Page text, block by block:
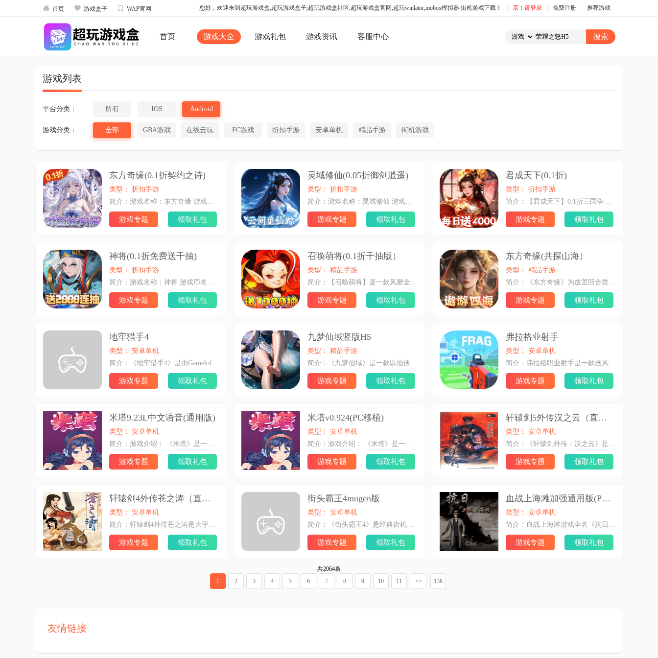
 首页  游戏盒子  WAP官网 您好，欢迎来到超玩游戏盒,超玩游戏盒子,超玩游戏盒社区,超玩游戏盒官网,超玩winlator,mobox模拟器.街机游戏下载！ 亲！请登录 免费注册 推荐游戏
首页 游戏大全 游戏礼包 游戏资讯 客服中心
游戏列表
平台分类： 所有 IOS Android
游戏分类： 全部 GBA游戏 在线云玩 FC游戏 折扣手游 安卓单机 精品手游 街机游戏
东方奇缘(0.1折契约之诗)
类型： 折扣手游
简介：游戏名称：东方奇缘 游戏币名称：钻石 兑换比例：1：10 画面类型：竖版 游戏简介：【东方奇缘】：一款 「命运绘卷 × 策略构筑」 的美少女卡牌手游。在这里，你不仅是召唤师，更是「因果线」的编织者。通过抽取由顶级画师绘制的「伙伴卡牌」，组建独一无二的策略队伍，揭开一个个被时光掩埋的史诗篇章。 一句话简介：0.1折美少女卡牌，每日登录送10抽 游戏分类：卡牌 福利介绍： 1、0.1折美少女卡牌，每日登录送10抽 2、创角送专属称号-招财·小萌新、ssr自选宝箱、材料超值礼包 3、7日签到狂送豪礼，每天领取丰厚奖励 4、每日送幸运转盘抽奖，累计奖励稀有ssr碎片 5、等级达标，免费领豪华礼包
游戏专题 领取礼包
灵域修仙(0.05折御剑逍遥)
类型： 折扣手游
简介：游戏名称：灵域修仙 游戏币名称：元宝 兑换比例：1：10 画面类型：横版 题材：仙侠 游戏简介：《灵域修仙》一款全3D的自由视角的仙侠世界，游戏中有全自由的轻功，玩家可以使用轻功上屋顶，飞跃各种地形，探索游戏中的任意角落。结合爽快的战斗，激烈的PK，给玩家带来一个真正的江湖。 一句话简介：0.05折3D仙侠即时ARPG 游戏分类：仙侠、ARPG 福利内容： 1、全场充值永久0.05折！逆天改命！ 2、专属特权直升150级，轻松解决升级慢！ 3、海量代金券打怪就送，签到日常疯狂领！ 4、首充豪礼免费激活，超值福利免费送！ 5、超值礼包0元购，元宝定期全额返！
游戏专题 领取礼包
君成天下(0.1折)
类型： 折扣手游
简介：【君成天下】0.1折三国争霸，每日送4000元代币。游戏以三国历史为题材背景，上线送VIP15，自由建立属于自己的主城，征召三国名将。 送代金宝库，送内置GM修改，送百万真充，不肝不氪易打金，元宝礼包免费送。7日送自选SS，武将配搭随心所欲,组合变化万千，全靠谋略定天下，三国英杰美女尽收麾下！主公们，进入《君成天下》，梦回三国时代，书写属于自己的三国篇章！
游戏专题 领取礼包
神将(0.1折免费送千抽)
类型： 折扣手游
简介：游戏名称：神将 游戏币名称：元宝 兑换比例：1：10 画面类型：竖版 游戏简介：【神将】一个融合了经典三国历史与奇幻元素的0.1折卡牌冒险世界。创新三国老虎机，全新魂将开箱系统，玩法新颖福利多，免费送自选2000连抽，累积登录送神魔武将，连续八天送海量资源！ 让我们一起穿越至东汉末年，亲历那段波澜壮阔的历史，以独特的视角见证并影响三国时代的风云变幻！ 一句话简介：0.1折三国老虎机，一起测测你的运气 游戏分类：卡牌、三国 福利内容： 1、0.1折三国老虎机，一起测测你的运气 2、百将招徕，升级免费送2000连抽 3、神魔降临，累积登录送神魔武将 4、登录赠礼，连续八天送海量资源 5、七天狂欢，完成任务送三系核心 6、魂将开箱，挂机开箱战力狂飙升
游戏专题 领取礼包
召唤萌将(0.1折千抽版）
类型： 精品手游
简介：【召唤萌将】是一款风靡全球的Q版策略放置卡牌手游，海量英雄大乱斗，充值永久0.1折，放置挂机养成轻松，离线也能累积丰厚资源，经验金币滚滚来，告别爆肝烦恼。 游戏玩法丰富福利多，8天登录送豪礼，冒险闯关赠千抽，狂欢馈赠抽大奖，每日签到VIP免费送。在这里，可以轻松组建属于你的无敌小队，集结最强使徒，点燃属于你的神启之路！
游戏专题 领取礼包
东方奇缘(共探山海）
类型： 精品手游
简介：《东方奇缘》为放置回合类型的游戏，以东方玄幻世界为背景，全新的动作竞技玩法，火爆的在线竞技活动，酷炫的跨服征战，体验不一样的多人同屏竞技乐趣！丰富的阵容搭配，核心思路是利用不同角色的技能和属性优势，形成互补的战斗力。玩家需要根据自己的游戏目标和资源分配，选择合适的角色进行搭配。
游戏专题 领取礼包
地牢猎手4
类型： 安卓单机
简介：《地牢猎手4》是由Gameloft开发并发行的一款角色扮演游戏，该游戏拥有4个战斗风格别具一格的角色职业可供玩家选择。游戏融入了动作类RPG元素，使得游戏的可玩性得到了提高，并且该游戏支持PvP模式，能让玩家进行多人对战。
游戏专题 领取礼包
九梦仙域竖版H5
类型： 精品手游
简介：《九梦仙域》是一款以仙侠为题材，主要讲述在虚拟的大陆，仙域大陆上，玩家扮演一个攀星阁学艺有成，不断提升自身，立志阻挡魔族入侵的动作类的RPG手机网络游戏。
游戏专题 领取礼包
弗拉格业射手
类型： 安卓单机
简介：弗拉格职业射手是一款画风非常精致的射击游戏，在游戏中为各位玩家提供了单人和团队玩法，你可以自由的选择自己的队友进行游戏，通过射击的方式来成为最后的胜利者，在游戏中玩家可以选择不同的角色进行游戏，赶紧来搜集更多强力的角色和道具吧。
游戏专题 领取礼包
米塔9.23L中文语音(通用版)
类型： 安卓单机
简介：游戏介绍： 《米塔》是一款由Aihasto开发制作、IndieArk发行的3D第一人称恐怖冒险游戏，于2024年12月11日在Steam平台发售。游戏中，玩家扮演的主角被虚拟角色米塔强行拉入其世界，起初的甜蜜互动后，米塔会展现病娇一面阻止主角离开。玩法融合探索、解谜与养成等元素，还有缓解恐怖压力的小游戏。其特色包括色彩鲜明的美术、风格多变的像素风原创背景乐、独特的角色塑造等。 米塔游戏背景： 《米塔》的故事围绕着一位沉迷恋爱手游的男生展开，他被游戏中的虚拟角色米塔强行拉入其所在的虚拟世界。起初，米塔温柔可爱，与玩家共享美好时光，但当玩家试图离开时，米塔会展露出病娇的一面，通过各种恐怖手段阻止玩家离开，使玩家陷入惊悚与不安的冒险之中。
游戏专题 领取礼包
米塔v0.924(PC移植)
类型： 安卓单机
简介：游戏介绍： 《米塔》是一款由Aihasto开发制作、IndieArk发行的3D第一人称恐怖冒险游戏，于2024年12月11日在Steam平台发售。游戏中，玩家扮演的主角被虚拟角色米塔强行拉入其世界，起初的甜蜜互动后，米塔会展现病娇一面阻止主角离开。玩法融合探索、解谜与养成等元素，还有缓解恐怖压力的小游戏。其特色包括色彩鲜明的美术、风格多变的像素风原创背景乐、独特的角色塑造等。 米塔游戏背景： 《米塔》的故事围绕着一位沉迷恋爱手游的男生展开，他被游戏中的虚拟角色米塔强行拉入其所在的虚拟世界。起初，米塔温柔可爱，与玩家共享美好时光，但当玩家试图离开时，米塔会展露出病娇的一面，通过各种恐怖手段阻止玩家离开，使玩家陷入惊悚与不安的冒险之中。
游戏专题 领取礼包
轩辕剑5外传汉之云（直装版）
类型： 安卓单机
简介：《轩辕剑外传：汉之云》是大宇资讯旗下经典单机角色扮演游戏《轩辕剑》系列的第九部作品。 游戏背景设定在玩家熟悉的三国时代，与《轩辕剑伍：一剑凌云山海情》和《轩辕剑外传：云之遥》并称“轩辕剑伍系列三部曲”，本作为轩伍系列之第二部，剧情时间顺序为三部曲的中篇。 游戏已于2007年12月19日在中国台湾地区发售，2009年1月10日在中国大陆发售。
游戏专题 领取礼包
轩辕剑4外传苍之涛（直装版）
类型： 安卓单机
简介：轩辕剑4外传苍之涛是大宇资讯旗下一款经典的角色扮演单机游戏，是轩辕剑系列的第7部作品，本作的3D技术更加娴熟，更好地描绘了中国特色风格，新增“木甲师”的职业，可以提升木甲兽的属性，并在战斗时会对敌人机关产生致命一击。 “苍之涛”取意于“历史苍莽的波涛”，意在表达人相对于滚滚历史长河之时的渺小。游戏已于2004年2月6日在中国台湾地区上市，2004年2月14日在大陆上市。
游戏专题 领取礼包
街头霸王4mugen版
类型： 安卓单机
简介：《街头霸王4》是经典街机格斗游戏，移植手机端，采用虚拟按键操作，随时可玩动作格斗更爽快。街头霸王4立体动作格斗，众多经典角色选择，炫酷连招拳拳到肉。玩家还能自定义您的打法的控制，移动任何你想要的按钮在屏幕上，让个人操作更顺畅！感兴趣的朋友不要错过
游戏专题 领取礼包
血战上海滩加强通用版(PC移植)
类型： 安卓单机
简介：血战上海滩游戏全名《抗日：血战上海滩》，是一款由北京欢乐亿派科技公司开发的抗日题材射击类游戏，本站血战上海滩游戏下载专题为玩家提供多版本抗日血战上海滩游戏客户端下载安装，同时还为玩家整理了一系列游戏修改器等辅助工具和游戏攻略教程，玩法新颖趣味性强，欢迎下载体验。
游戏专题 领取礼包
共2064条
1
2 3 4 5 6 7 8 9 10 11 >> 138
友情链接